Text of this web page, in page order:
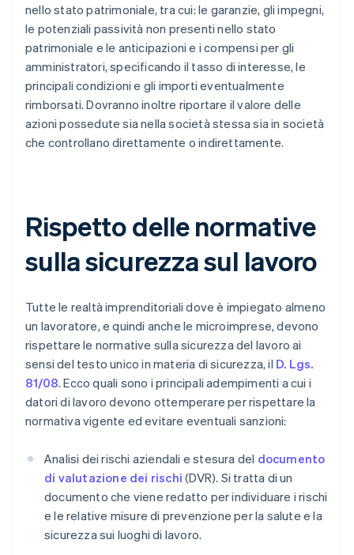
nello stato patrimoniale, tra cui: le garanzie, gli impegni,
le potenziali passività non presenti nello stato
patrimoniale e le anticipazioni e i compensi per gli
amministratori, specificando il tasso di interesse, le
principali condizioni e gli importi eventualmente
rimborsati. Dovranno inoltre riportare il valore delle
azioni possedute sia nella società stessa sia in società
che controllano direttamente o indirettamente.
Rispetto delle normative
sulla sicurezza sul lavoro
Tutte le realtà imprenditoriali dove è impiegato almeno
un lavoratore, e quindi anche le microimprese, devono
rispettare le normative sulla sicurezza del lavoro ai
sensi del testo unico in materia di sicurezza, il D. Lgs.
81/08. Ecco quali sono i principali adempimenti a cui i
datori di lavoro devono ottemperare per rispettare la
normativa vigente ed evitare eventuali sanzioni:
Analisi dei rischi aziendali e stesura del documento
di valutazione dei rischi (DVR). Si tratta di un
documento che viene redatto per individuare i rischi
e le relative misure di prevenzione per la salute e la
sicurezza sui luoghi di lavoro.